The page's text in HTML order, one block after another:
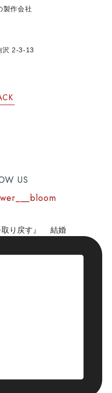
製作会社
沢 2-3-13
US
取り戻す』 結婚